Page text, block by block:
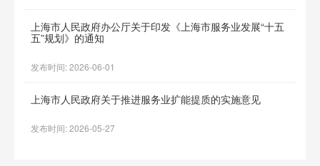
上海市人民政府办公厅关于印发《上海市服务业发展“十五
五”规划》的通知
发布时间: 2026-06-01
上海市人民政府关于推进服务业扩能提质的实施意见
发布时间: 2026-05-27